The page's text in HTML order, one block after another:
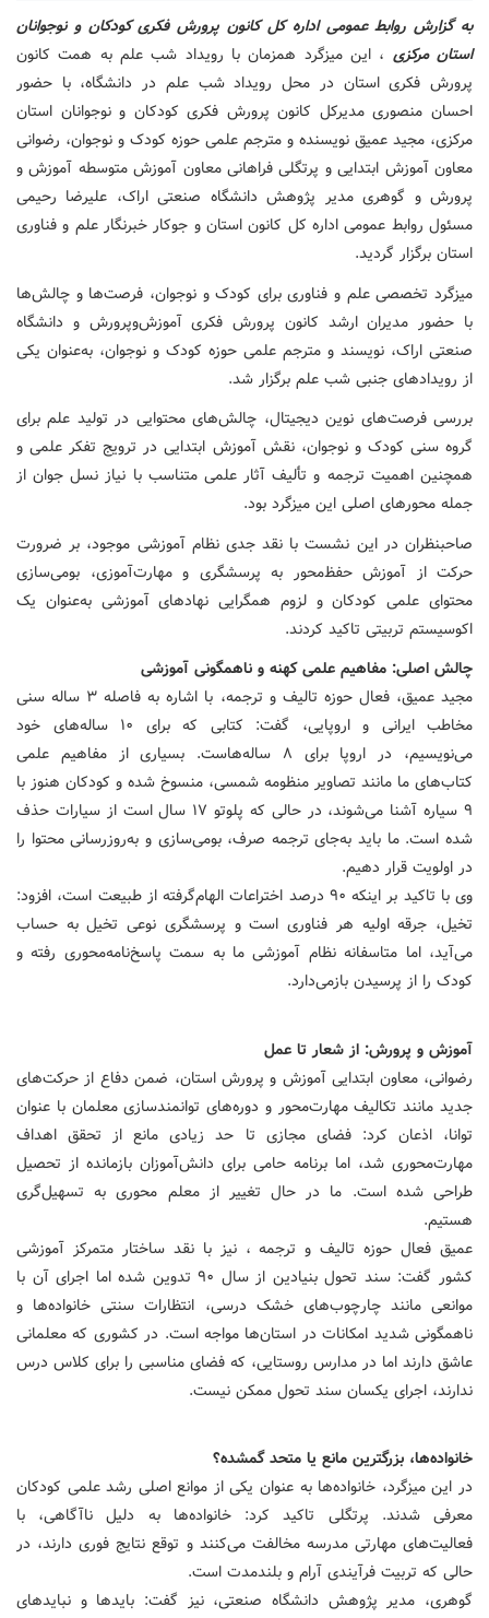
به گزارش روابط عمومی اداره کل کانون پرورش فکری کودکان و نوجوانان
استان مرکزی ، این میزگرد همزمان با رویداد شب علم به همت کانون
پرورش فکری استان در محل رویداد شب علم در دانشگاه، با حضور
احسان منصوری مدیرکل کانون پرورش فکری کودکان و نوجوانان استان
مرکزی، مجید عمیق نویسنده و مترجم علمی حوزه کودک و نوجوان، رضوانی
معاون آموزش ابتدایی و پرتگلی فراهانی معاون آموزش متوسطه آموزش و
پرورش و گوهری مدیر پژوهش دانشگاه صنعتی اراک، علیرضا رحیمی
مسئول روابط عمومی اداره کل کانون استان و جوکار خبرنگار علم و فناوری
استان برگزار گردید.
میزگرد تخصصی علم و فناوری برای کودک و نوجوان، فرصت‌ها و چالش‌ها
با حضور مدیران ارشد کانون پرورش فکری آموزش‌وپرورش و دانشگاه
صنعتی اراک، نویسند و مترجم علمی حوزه کودک و نوجوان، به‌عنوان یکی
از رویدادهای جنبی شب علم برگزار شد.
بررسی فرصت‌های نوین دیجیتال، چالش‌های محتوایی در تولید علم برای
گروه سنی کودک و نوجوان، نقش آموزش ابتدایی در ترویج تفکر علمی و
همچنین اهمیت ترجمه و تألیف آثار علمی متناسب با نیاز نسل جوان از
جمله محورهای اصلی این میزگرد بود.
صاحبنظران در این نشست با نقد جدی نظام آموزشی موجود، بر ضرورت
حرکت از آموزش حفظ‌محور به پرسشگری و مهارت‌آموزی، بومی‌سازی
محتوای علمی کودکان و لزوم همگرایی نهادهای آموزشی به‌عنوان یک
اکوسیستم تربیتی تاکید کردند.
چالش اصلی: مفاهیم علمی کهنه و ناهمگونی آموزشی
مجید عمیق، فعال حوزه تالیف و ترجمه، با اشاره به فاصله ۳ ساله سنی
مخاطب ایرانی و اروپایی، گفت: کتابی که برای ۱۰ ساله‌های خود
می‌نویسیم، در اروپا برای ۸ ساله‌هاست. بسیاری از مفاهیم علمی
کتاب‌های ما مانند تصاویر منظومه شمسی، منسوخ شده و کودکان هنوز با
۹ سیاره آشنا می‌شوند، در حالی که پلوتو ۱۷ سال است از سیارات حذف
شده است. ما باید به‌جای ترجمه صرف، بومی‌سازی و به‌روزرسانی محتوا را
در اولویت قرار دهیم.
وی با تاکید بر اینکه ۹۰ درصد اختراعات الهام‌گرفته از طبیعت است، افزود:
تخیل، جرقه اولیه هر فناوری است و پرسشگری نوعی تخیل به حساب
می‌آید، اما متاسفانه نظام آموزشی ما به سمت پاسخ‌نامه‌محوری رفته و
کودک را از پرسیدن بازمی‌دارد.
آموزش و پرورش: از شعار تا عمل
رضوانی، معاون ابتدایی آموزش و پرورش استان، ضمن دفاع از حرکت‌های
جدید مانند تکالیف مهارت‌محور و دوره‌های توانمندسازی معلمان با عنوان
توانا، اذعان کرد: فضای مجازی تا حد زیادی مانع از تحقق اهداف
مهارت‌محوری شد، اما برنامه حامی برای دانش‌آموزان بازمانده از تحصیل
طراحی شده است. ما در حال تغییر از معلم محوری به تسهیل‌گری
هستیم.
عمیق فعال حوزه تالیف و ترجمه ، نیز با نقد ساختار متمرکز آموزشی
کشور گفت: سند تحول بنیادین از سال ۹۰ تدوین شده اما اجرای آن با
موانعی مانند چارچوب‌های خشک درسی، انتظارات سنتی خانواده‌ها و
ناهمگونی شدید امکانات در استان‌ها مواجه است. در کشوری که معلمانی
عاشق دارند اما در مدارس روستایی، که فضای مناسبی را برای کلاس درس
ندارند، اجرای یکسان سند تحول ممکن نیست.
خانواده‌ها، بزرگترین مانع یا متحد گمشده؟
در این میزگرد، خانواده‌ها به عنوان یکی از موانع اصلی رشد علمی کودکان
معرفی شدند. پرتگلی تاکید کرد: خانواده‌ها به دلیل ناآگاهی، با
فعالیت‌های مهارتی مدرسه مخالفت می‌کنند و توقع نتایج فوری دارند، در
حالی که تربیت فرآیندی آرام و بلندمدت است.
گوهری، مدیر پژوهش دانشگاه صنعتی، نیز گفت: بایدها و نبایدهای